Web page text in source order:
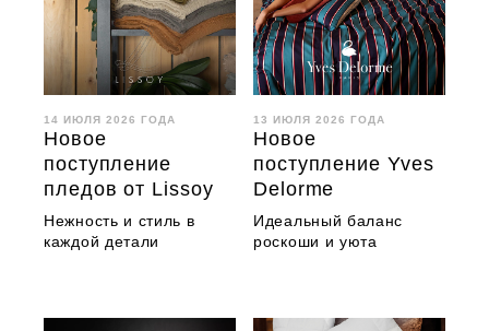
14 ИЮЛЯ 2026 ГОДА
Новое
поступление
пледов от Lissoy
Нежность и стиль в
каждой детали
13 ИЮЛЯ 2026 ГОДА
Новое
поступление Yves
Delorme
Идеальный баланс
роскоши и уюта